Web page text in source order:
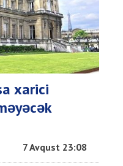
xarici
7 Avqust 23:08